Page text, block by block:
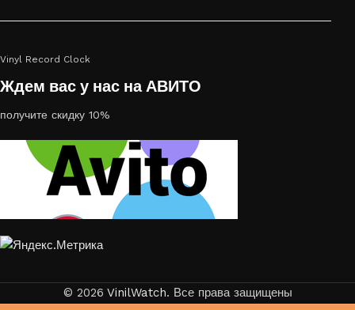
Vinyl Record Clock
Ждем вас у нас на АВИТО
получите скидку 10%
© 2026 VinilWatch. Все права защищены